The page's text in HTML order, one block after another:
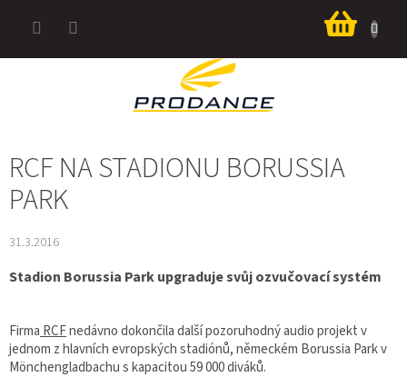
košík
RCF NA STADIONU BORUSSIA
PARK
31.3.2016
Stadion Borussia Park upgraduje svůj ozvučovací systém
Firma RCFnedávno dokončila další pozoruhodný audio projekt v
jednom z hlavních evropských stadiónů, německém Borussia Park v
Mönchengladbachu s kapacitou 59 000 diváků.